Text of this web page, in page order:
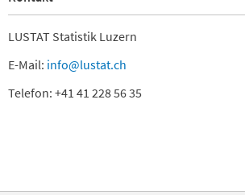
LUSTAT Statistik Luzern
E-Mail: info@lustat.ch
Telefon: +41 41 228 56 35